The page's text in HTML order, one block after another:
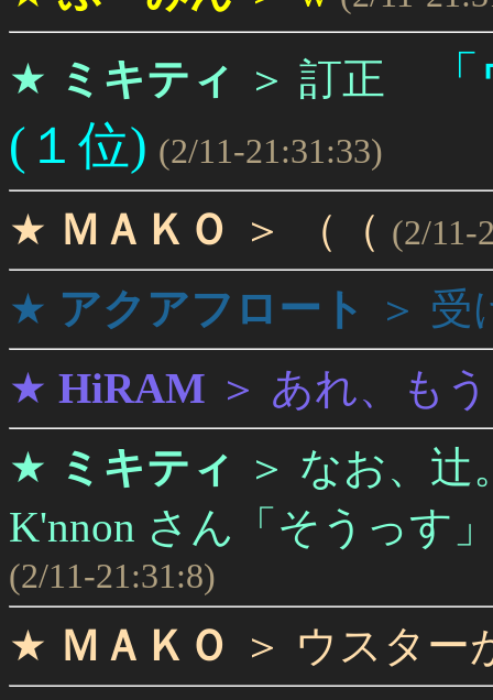
★ ミキティ ＞ 訂正
(１位) (2/11-21:31:33)
★ ＭＡＫＯ ＞ （（ (2/11-
★ アクアフロート ＞ 受
★ HiRAM ＞ あれ、も
★ ミキティ ＞ なお、辻
K'nnon さん「そうっす
(2/11-21:31:8)
★ ＭＡＫＯ ＞ ウスター